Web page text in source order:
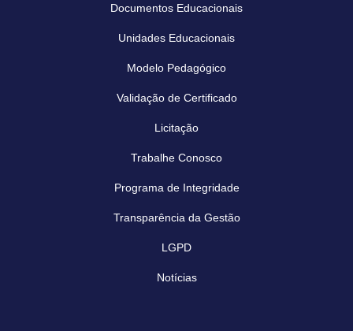
Documentos Educacionais
Unidades Educacionais
Modelo Pedagógico
Validação de Certificado
Licitação
Trabalhe Conosco
Programa de Integridade
Transparência da Gestão
LGPD
Notícias